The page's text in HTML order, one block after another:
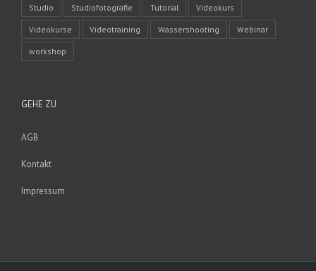
Studio Studiofotografie Tutorial Videokurs
Videokurse Videotraining Wassershooting Webinar
workshop
GEHE ZU
AGB
Kontakt
Impressum